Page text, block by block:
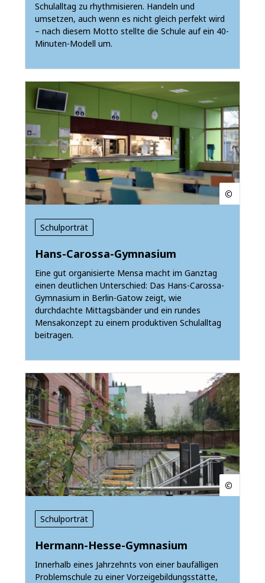
Schulalltag zu rhythmisieren. Handeln und
umsetzen, auch wenn es nicht gleich perfekt wird
– nach diesem Motto stellte die Schule auf ein 40-
Minuten-Modell um.
Schulporträt
Hans-Carossa-Gymnasium
Eine gut organisierte Mensa macht im Ganztag
einen deutlichen Unterschied: Das Hans-Carossa-
Gymnasium in Berlin-Gatow zeigt, wie
durchdachte Mittagsbänder und ein rundes
Mensakonzept zu einem produktiven Schulalltag
beitragen.
Schulporträt
Hermann-Hesse-Gymnasium
Innerhalb eines Jahrzehnts von einer baufälligen
Problemschule zu einer Vorzeigebildungsstätte,